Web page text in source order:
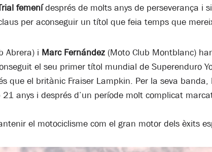
femenídesprés de molts anys de perseverança i
per aconseguir un títol que feia temps que
Abrera) i Marc Fernández (Moto Club Montblanc)
el seu primer títol mundial de Superenduro
que el britànic Fraiser Lampkin. Per la seva
anys i després d’un període molt complicat
el motociclisme com el gran motor dels èxits